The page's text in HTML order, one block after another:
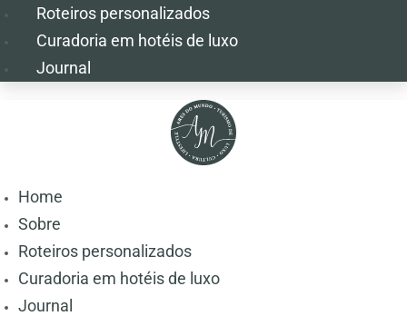
Roteiros personalizados
Curadoria em hotéis de luxo
Journal
Home
Sobre
Roteiros personalizados
Curadoria em hotéis de luxo
Journal